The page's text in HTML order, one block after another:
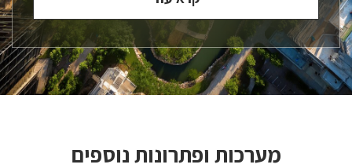
מערכות ופתרונות נוספים